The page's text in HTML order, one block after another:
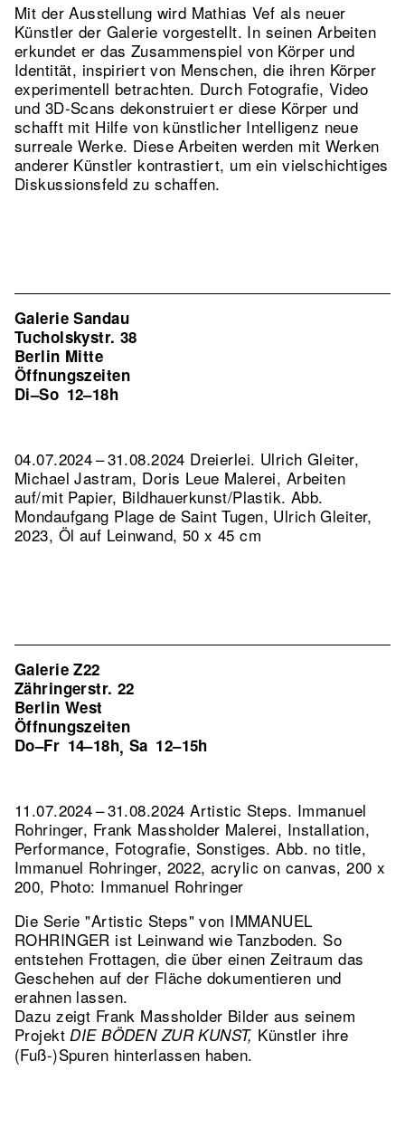
Mit der Ausstellung wird Mathias Vef als neuer
Künstler der Galerie vorgestellt. In seinen Arbeiten
erkundet er das Zusammenspiel von Körper und
Identität, inspiriert von Menschen, die ihren Körper
experimentell betrachten. Durch Fotografie, Video
und 3D-Scans dekonstruiert er diese Körper und
schafft mit Hilfe von künstlicher Intelligenz neue
surreale Werke. Diese Arbeiten werden mit Werken
anderer Künstler kontrastiert, um ein vielschichtiges
Diskussionsfeld zu schaffen.
Galerie Sandau
Tucholskystr. 38
Berlin Mitte
Öffnungszeiten
Di–So 12–18h
04.07.2024 – 31.08.2024 Dreierlei. Ulrich Gleiter,
Michael Jastram, Doris Leue Malerei, Arbeiten
auf/mit Papier, Bildhauerkunst/Plastik. Abb.
Mondaufgang Plage de Saint Tugen, Ulrich Gleiter,
2023, Öl auf Leinwand, 50 x 45 cm
Galerie Z22
Zähringerstr. 22
Berlin West
Öffnungszeiten
Do–Fr 14–18h, Sa 12–15h
11.07.2024 – 31.08.2024 Artistic Steps. Immanuel
Rohringer, Frank Massholder Malerei, Installation,
Performance, Fotografie, Sonstiges.Abb. no title,
Immanuel Rohringer, 2022, acrylic on canvas, 200 x
200, Photo: Immanuel Rohringer
Die Serie "Artistic Steps" von IMMANUEL
ROHRINGER ist Leinwand wie Tanzboden. So
entstehen Frottagen, die über einen Zeitraum das
Geschehen auf der Fläche dokumentieren und
erahnen lassen.
Dazu zeigt Frank Massholder Bilder aus seinem
ProjektDIE BÖDEN ZUR KUNST, Künstler ihre
(Fuß-)Spuren hinterlassen haben.